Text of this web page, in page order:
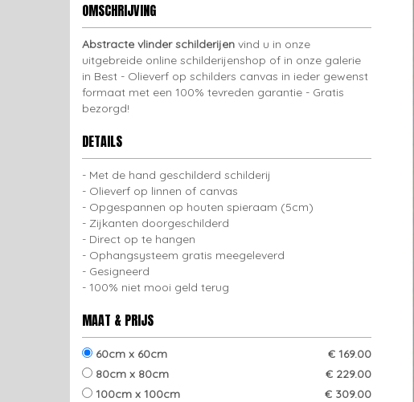
OMSCHRIJVING
Abstracte vlinder schilderijen vind u in onze
uitgebreide online schilderijenshop of in onze galerie
in Best - Olieverf op schilders canvas in ieder gewenst
formaat met een 100% tevreden garantie - Gratis
bezorgd!
DETAILS
Met de hand geschilderd schilderij
Olieverf op linnen of canvas
Opgespannen op houten spieraam (5cm)
Zijkanten doorgeschilderd
Direct op te hangen
Ophangsysteem gratis meegeleverd
Gesigneerd
100% niet mooi geld terug
MAAT & PRIJS
60cm x 60cm
€ 169.00
80cm x 80cm
€ 229.00
100cm x 100cm
€ 309.00